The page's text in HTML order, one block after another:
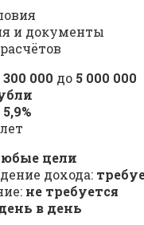
и документы
300 000 до 5 000 000
5,9%
лет
цели
дохода:
не требуется
в день